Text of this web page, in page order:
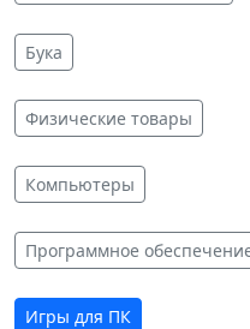
Бука
Физические товары
Компьютеры
Программное
Игры для ПК